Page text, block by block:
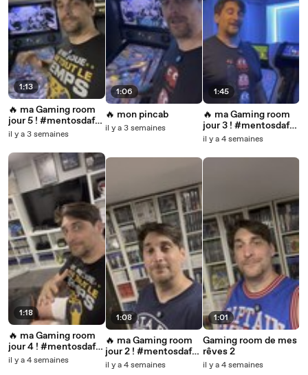
1:13
🔥 ma Gaming room
jour 5 ! #mentosdaf
#jeuxvideo
il y a 3 semaines
1:18
🔥 ma Gaming room
jour 4 ! #mentosdaf
#jeuxvideo
il y a 4 semaines
1:06
🔥 mon pincab
il y a 3 semaines
1:08
🔥 ma Gaming room
jour 2 ! #mentosdaf
#jeuxvideo
il y a 4 semaines
1:45
🔥 ma Gaming room
jour 3 ! #mentosdaf
#jeuxvideo
il y a 4 semaines
1:01
Gaming room de mes
rêves 2
il y a 4 semaines